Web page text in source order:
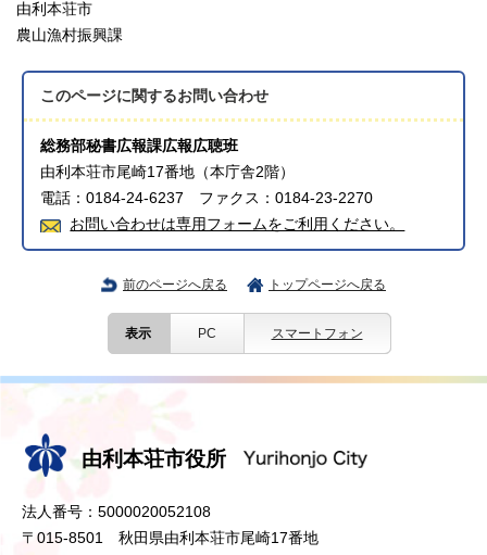
由利本荘市
農山漁村振興課
このページに関するお問い合わせ
総務部秘書広報課広報広聴班
由利本荘市尾崎17番地（本庁舎2階）
電話：0184-24-6237 ファクス：0184-23-2270
お問い合わせは専用フォームをご利用ください。
前のページへ戻る トップページへ戻る
表示 PC スマートフォン
由利本荘市役所
法人番号：5000020052108
〒015-8501 秋田県由利本荘市尾崎17番地